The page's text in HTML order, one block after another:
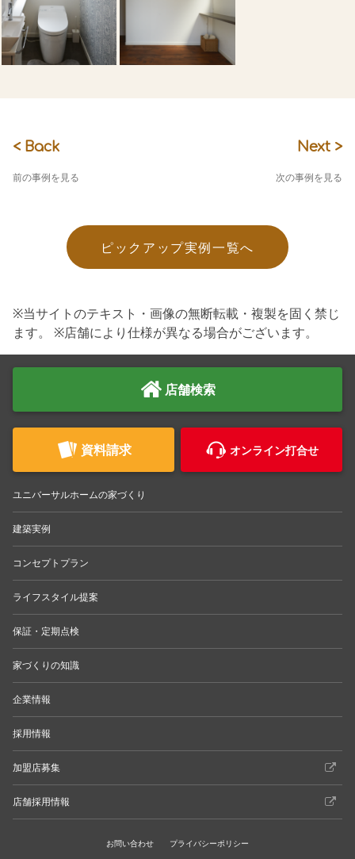
< Back
前の事例を見る
Next >
次の事例を見る
ピックアップ実例一覧へ
※当サイトのテキスト・画像の無断転載・複製を固く禁じ
ます。 ※店舗により仕様が異なる場合がございます。
店舗検索
資料請求 オンライン打合せ
ユニバーサルホームの家づくり
建築実例
コンセプトプラン
ライフスタイル提案
保証・定期点検
家づくりの知識
企業情報
採用情報
加盟店募集
店舗採用情報
お問い合わせ プライバシーポリシー